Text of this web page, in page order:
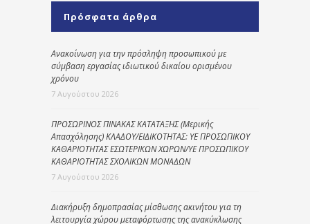
Πρόσφατα άρθρα
Ανακοίνωση για την πρόσληψη προσωπικού με
σύμβαση εργασίας ιδιωτικού δικαίου ορισμένου
χρόνου
7 Αυγούστου 2026
ΠΡΟΣΩΡΙΝΟΣ ΠΙΝΑΚΑΣ ΚΑΤΑΤΑΞΗΣ (Μερικής
Απασχόλησης) ΚΛΑΔΟΥ/ΕΙΔΙΚΟΤΗΤΑΣ: ΥΕ ΠΡΟΣΩΠΙΚΟΥ
ΚΑΘΑΡΙΟΤΗΤΑΣ ΕΣΩΤΕΡΙΚΩΝ ΧΩΡΩΝ/ΥΕ ΠΡΟΣΩΠΙΚΟΥ
ΚΑΘΑΡΙΟΤΗΤΑΣ ΣΧΟΛΙΚΩΝ ΜΟΝΑΔΩΝ
7 Αυγούστου 2026
Διακήρυξη δημοπρασίας μίσθωσης ακινήτου για τη
λειτουργία χώρου μεταφόρτωσης της ανακύκλωσης